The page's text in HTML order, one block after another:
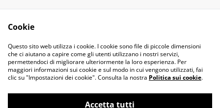
Contact Us
Legal Terms
Privacy Policy
Cookie Policy
Cookie
Questo sito web utilizza i cookie. I cookie sono file di piccole dimensioni
che ci aiutano a capire come gli utenti utilizzano i nostri servizi,
permettendoci di migliorare ulteriormente la loro esperienza. Per
maggiori informazioni sui cookie e sul modo in cui vengono utilizzati, fai
clic su "Impostazioni dei cookie". Consulta la nostra Politica sui cookie.
Accetta tutti